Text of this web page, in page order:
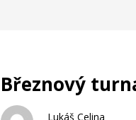
Březnový
Lukáš Celina